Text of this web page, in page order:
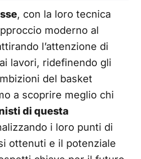
, con la loro tecnica
moderno al
l’attenzione di
lavori, ridefinendo gli
del basket
a scoprire meglio chi
di questa
i loro punti di
ottenuti e il potenziale